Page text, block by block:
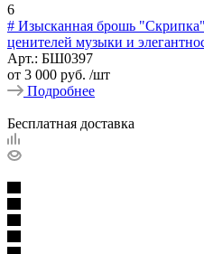
6
# Изысканная брошь
ценителей музыки и
Арт.: БШ0397
от 3 000 руб. /шт
Подробнее
Бесплатная доставка